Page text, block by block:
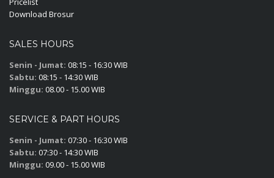
Download Brosur
SALES HOURS
Senin - Jumat: 08:15 - 16:30 WIB
Sabtu: 08:15 - 14:30 WIB
Minggu: 08.00 - 15.00 WIB
SERVICE & PART HOURS
Senin - Jumat: 07:30 - 16:30 WIB
Sabtu: 07:30 - 14:30 WIB
Minggu: 09.00 - 15.00 WIB